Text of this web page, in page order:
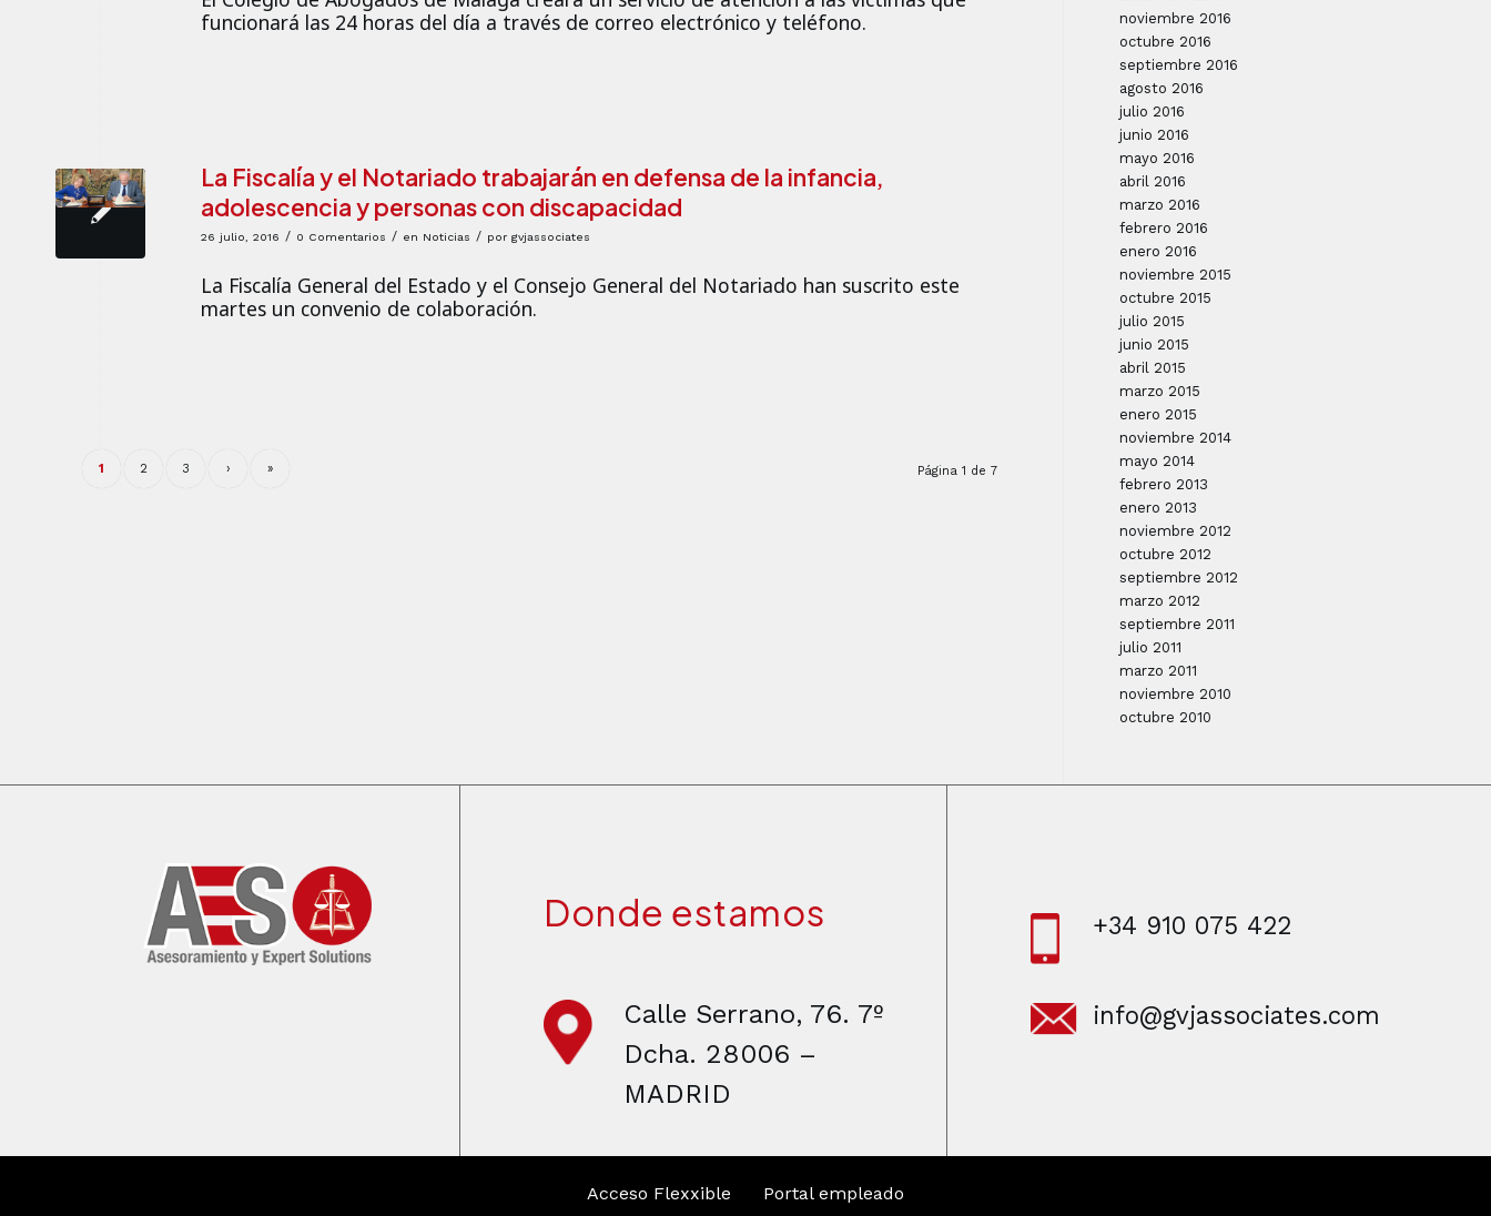
funcionará las 24 horas del día a través de correo electrónico y teléfono.
La Fiscalía y el Notariado trabajarán en defensa de la infancia,
adolescencia y personas con discapacidad
26 julio, 2016 / 0 Comentarios / en Noticias / por gvjassociates
La Fiscalía General del Estado y el Consejo General del Notariado han suscrito este
martes un convenio de colaboración.
Página 1 de 7
1 2 3 › »
noviembre 2016
octubre 2016
septiembre 2016
agosto 2016
julio 2016
junio 2016
mayo 2016
abril 2016
marzo 2016
febrero 2016
enero 2016
noviembre 2015
octubre 2015
julio 2015
junio 2015
abril 2015
marzo 2015
enero 2015
noviembre 2014
mayo 2014
febrero 2013
enero 2013
noviembre 2012
octubre 2012
septiembre 2012
marzo 2012
septiembre 2011
julio 2011
marzo 2011
noviembre 2010
octubre 2010
Donde estamos
Calle Serrano, 76. 7º
Dcha. 28006 –
MADRID
+34 910 075 422
info@gvjassociates.com
Acceso Flexxible Portal empleado